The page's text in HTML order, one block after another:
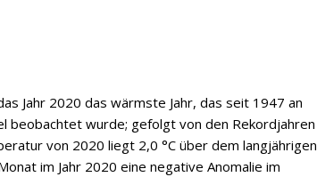
Jahr 2020 das wärmste Jahr, das seit 1947 an
beobachtet wurde; gefolgt von den Rekordjahren
von 2020 liegt 2,0 °C über dem langjährigen
im Jahr 2020 eine negative Anomalie im